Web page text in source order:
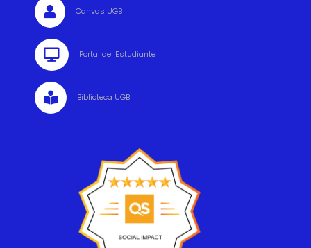
 Canvas UGB
 Portal del Estudiante
 Biblioteca UGB